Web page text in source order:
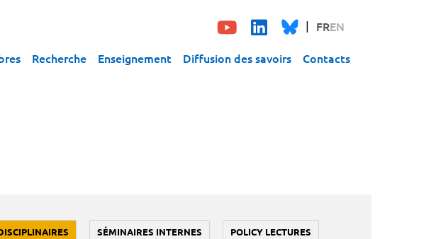
FREN
Recherche Enseignement Diffusion des savoirs Contacts
SÉMINAIRES INTERNES POLICY LECTURES